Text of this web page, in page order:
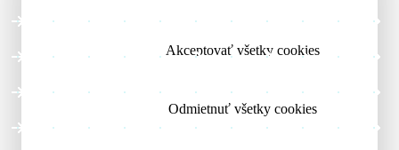
Akceptovať všetky cookies
Odmietnuť všetky cookies